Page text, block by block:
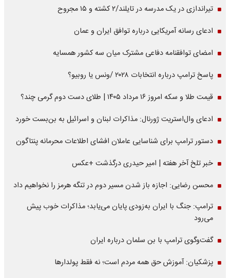
تیراندازی در یک مدرسه در تایلند/۲ کشته و ۱۵ مجروح
ادعای رسانه آمریکایی درباره توافق ایران و عمان
امضای توافقنامه دفاعی مشترک میان سه کشور همسایه
پاسخ ترامپ درباره انتخابات ۲۰۲۸ /ونس یا روبیو؟
قیمت طلا و سکه امروز ۱۶ مرداد ۱۴۰۵ | طلای دست دوم گرمی چند؟
ادعای وال‌استریت ژورنال: مذاکرات لبنان و اسرائیل به بن‌بست خورد
دستور ترامپ برای شناسایی عاملان افشای اطلاعات محرمانه پنتاگون
خبر تلخ آخر هفته | امیر حیدری درگذشت +عکس
محسن رضایی: اجازه باز شدن مسیر دوم در تنگه هرمز را نخواهیم داد
ترامپ: جنگ با ایران به‌زودی پایان می‌یابد؛ مذاکرات خوب پیش
می‌رود
گفت‌وگوی ترامپ با بن سلمان درباره ایران
پزشکیان: آموزش حق همه مردم است؛ نه فقط پولدارها